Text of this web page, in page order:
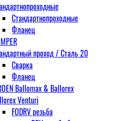
Стандартнопроходные
Фланец
проход / Cталь 20
Сварка
Фланец
Ballomax & Ballorex
Venturi
FODRV резьба